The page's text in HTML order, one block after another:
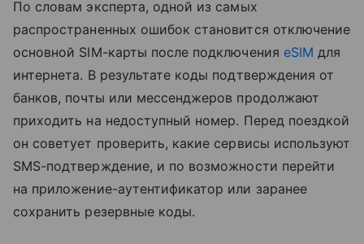
По словам эксперта, одной из самых
распространенных ошибок становится отключение
основной SIM-карты после подключения eSIM для
интернета. В результате коды подтверждения от
банков, почты или мессенджеров продолжают
приходить на недоступный номер. Перед поездкой
он советует проверить, какие сервисы используют
SMS-подтверждение, и по возможности перейти
на приложение-аутентификатор или заранее
сохранить резервные коды.